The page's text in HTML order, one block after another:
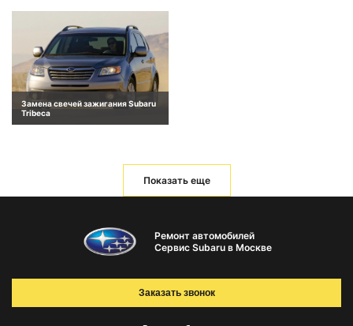
Замена свечей зажигания Subaru
Tribeca
Показать еще
Ремонт автомобилей
Сервис Subaru в Москве
Заказать звонок